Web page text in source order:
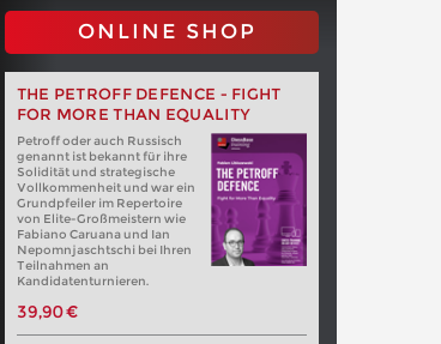
ONLINE SHOP
THE PETROFF DEFENCE - FIGHT
FOR MORE THAN EQUALITY
Petroff oder auch Russisch
genannt ist bekannt für ihre
Solidität und strategische
Vollkommenheit und war ein
Grundpfeiler im Repertoire
von Elite-Großmeistern wie
Fabiano Caruana und Ian
Nepomnjaschtschi bei Ihren
Teilnahmen an
Kandidatenturnieren.
39,90 €